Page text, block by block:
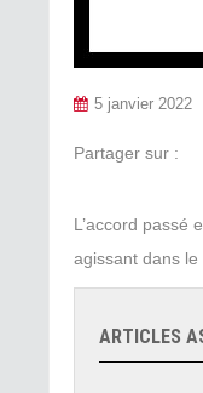
5 janvier 2022
Partager sur :
L’accord passé
agissant dans
ARTICLES